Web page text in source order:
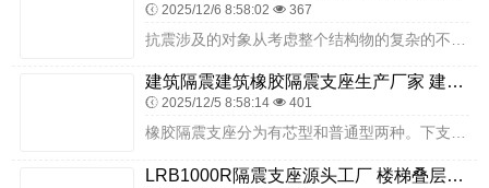
2025/12/6 8:58:02 367
建筑隔震建筑橡胶隔震支座生产厂家 建筑摩擦隔震支座生产厂家一套厂家 抗震支座商家
2025/12/5 8:58:14 401
橡胶隔震支座分为有芯型和普通型两种。下支墩生根于下层框架柱上，在下支墩顶面预埋带有预埋锚筋和预埋螺栓套筒的下预埋板，橡胶隔震支座通过高强聚四氟乙烯支座（滑动支座...
LRB1000R隔震支座源头工厂 楼梯叠层橡胶隔震支座厂家电话 LNR1500支座源头工厂